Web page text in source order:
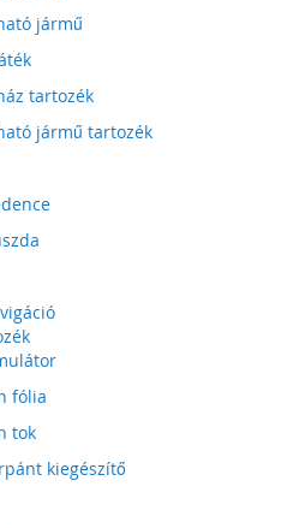
jármű
tartozék
jármű tartozék
fólia
tok
kiegészítő